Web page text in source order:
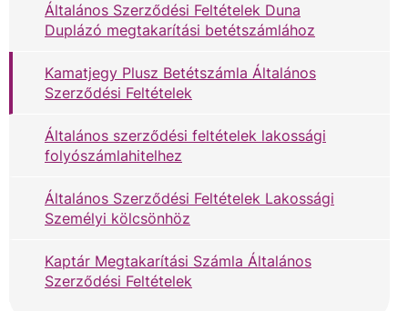
Általános Szerződési Feltételek Duna
Duplázó megtakarítási betétszámlához
Kamatjegy Plusz Betétszámla Általános
Szerződési Feltételek
Általános szerződési feltételek lakossági
folyószámlahitelhez
Általános Szerződési Feltételek Lakossági
Személyi kölcsönhöz
Kaptár Megtakarítási Számla Általános
Szerződési Feltételek